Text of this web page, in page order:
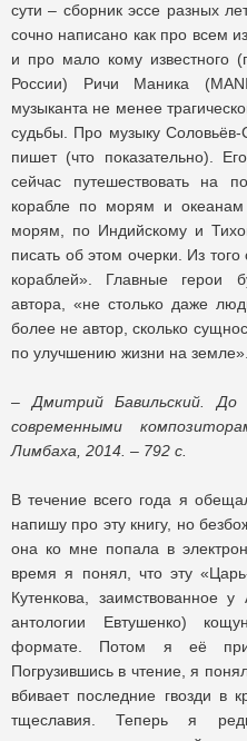
сути – сборник эссе разных
сочно написано как про всем
и про мало кому известного
России) Ричи Маника
музыканта не менее
судьбы. Про музыку
пишет (что показательно).
сейчас путешествовать на
корабле по морям и
морям, по Индийскому и
писать об этом очерки. Из
кораблей». Главные герои
автора, «не столько даже
более не автор, сколько
по улучшению жизни на земле».
– Дмитрий Бавильский. До
современными
Лимбаха, 2014. – 792 с.
В течение всего года я
напишу про эту книгу, но
она ко мне попала в
время я понял, что эту
Кутенкова, заимствованное
антологии Евтушенко)
формате. Потом я её
Погрузившись в чтение, я
вбивает последние гвозди в
тщеславия. Теперь я